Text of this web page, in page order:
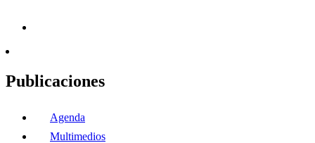
Publicaciones
Agenda
Multimedios